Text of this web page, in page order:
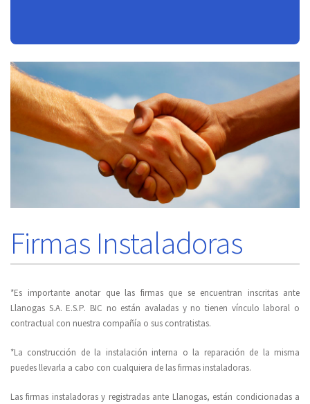
Firmas Instaladoras
*Es importante anotar que las firmas que se encuentran inscritas ante
Llanogas S.A. E.S.P. BIC no están avaladas y no tienen vínculo laboral o
contractual con nuestra compañía o sus contratistas.
*La construcción de la instalación interna o la reparación de la misma
puedes llevarla a cabo con cualquiera de las firmas instaladoras.
Las firmas instaladoras y registradas ante Llanogas, están condicionadas a